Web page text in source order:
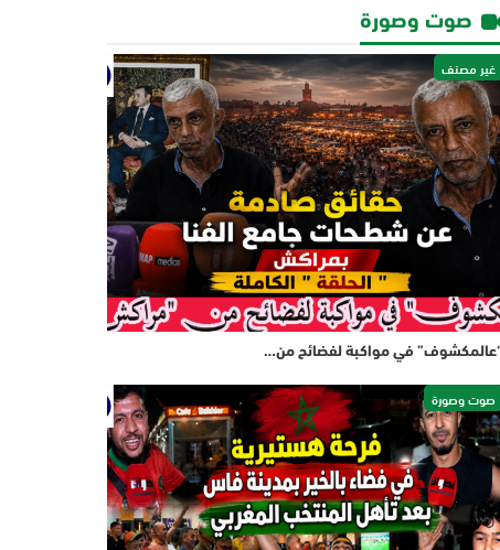
صوت وصورة
غير مصنف
في مواكبة لفضائح من…
صوت وصورة